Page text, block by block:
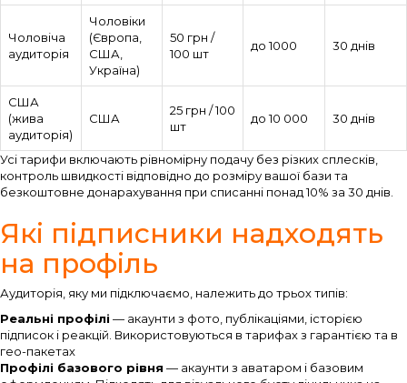
Чоловіча
аудиторія
Чоловіки
(Європа,
США,
Україна)
50 грн /
100 шт
до 1000 30 днів
США
(жива
аудиторія)
США
25 грн / 100
шт
до 10 000 30 днів
Усі тарифи включають рівномірну подачу без різких сплесків,
контроль швидкості відповідно до розміру вашої бази та
безкоштовне донарахування при списанні понад 10% за 30 днів.
Які підписники надходять
на профіль
Аудиторія, яку ми підключаємо, належить до трьох типів:
Реальні профілі — акаунти з фото, публікаціями, історією
підписок і реакцій. Використовуються в тарифах з гарантією та в
гео-пакетах
Профілі базового рівня — акаунти з аватаром і базовим